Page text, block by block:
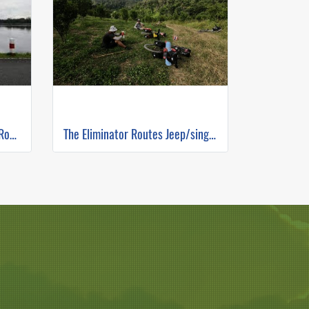
Chiang mai Cultural Infusion Road Ride ( Mountain Biking ) The Eliminator Routes Jeep/single track ( Mountain Biking )